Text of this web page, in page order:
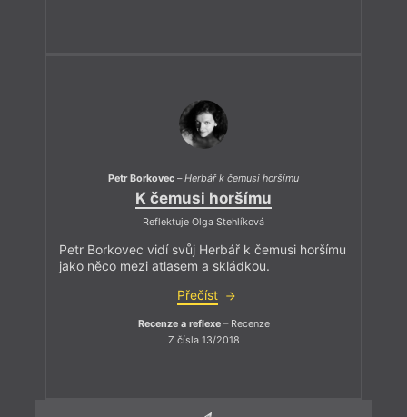
Petr Borkovec –Herbář k čemusi horšímu
K čemusi horšímu
Reflektuje Olga Stehlíková
Petr Borkovec vidí svůj Herbář k čemusi horšímu
jako něco mezi atlasem a skládkou.
Přečíst
Recenze a reflexe– Recenze
Z čísla 13/2018